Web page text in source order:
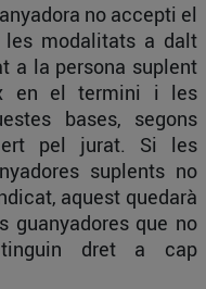
no accepti el
modalitats a dalt
a la persona suplent
en el termini i les
bases, segons
pel jurat. Si les
suplents no
aquest quedarà
guanyadores que no
dret a cap